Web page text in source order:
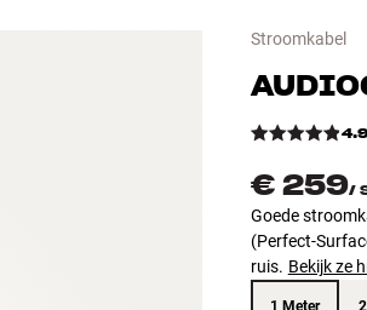
Stroomkabel
€ 259/
Goede
(Perfect-
ruis. Bekijk ze
1 Meter